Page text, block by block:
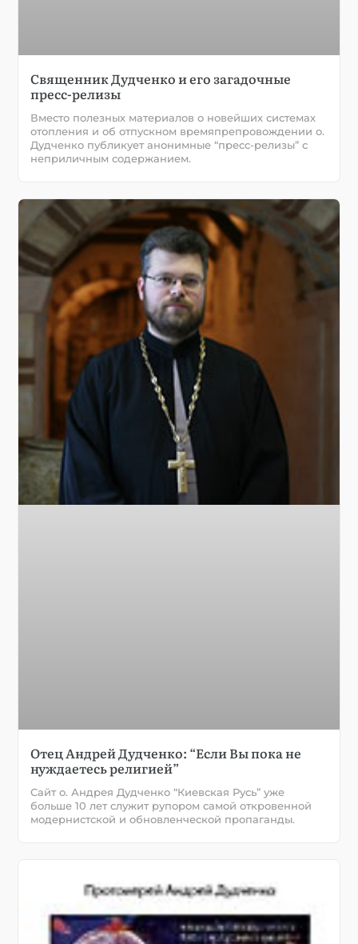
Священник Дудченко и его загадочные
пресс-релизы
Вместо полезных материалов о новейших системах
отопления и об отпускном времяпрепровождении о.
Дудченко публикует анонимные “пресс-релизы” с
неприличным содержанием.
Отец Андрей Дудченко: “Если Вы пока не
нуждаетесь религией”
Сайт о. Андрея Дудченко “Киевская Русь” уже
больше 10 лет служит рупором самой откровенной
модернистской и обновленческой пропаганды.